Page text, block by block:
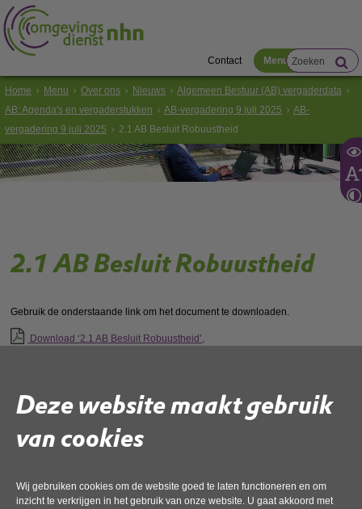
Deze website maakt gebruik
van cookies
Wij gebruiken cookies om de website goed te laten functioneren en om
inzicht te verkrijgen in het gebruik van onze website. U gaat akkoord met
Contact Menu
Home Menu Over ons Nieuws
Algemeen Bestuur (AB) vergaderdata
AB: Agenda's en vergaderstukken
AB-vergadering 9 juli 2025
AB-
vergadering 9 juli 2025
2.1 AB Besluit Robuustheid
2.1 AB Besluit Robuustheid
Gebruik de onderstaande link om het document te downloaden.
Download ‘2.1 AB Besluit Robuustheid’,
Deel deze pagina